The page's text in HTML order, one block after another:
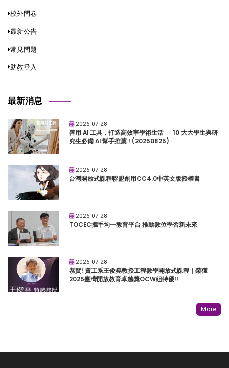
校外問卷
最新公告
常見問題
助教登入
最新消息
2026-07-28
善用 AI 工具，打造高效率學術生活──10 大大學生與研
究生必備 AI 幫手推薦 ! (20250825)
2026-07-28
台灣開放式課程聯盟創用CC4.0中英文版授權書
2026-07-28
TOCEC攜手均一教育平台 推動數位學習新未來
2026-07-28
恭賀! 資工系王俊堯教授工程數學開放式課程｜榮獲
2025臺灣開放教育卓越獎OCW組特優!!
More